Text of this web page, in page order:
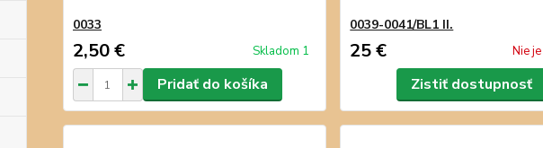
0033
2,50 € Skladom 1
Pridať do košíka
0039-0041/BL1 II.
25 € Nie
Zistiť dostupnosť